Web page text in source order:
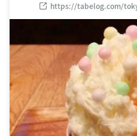
https://tabelog.com/